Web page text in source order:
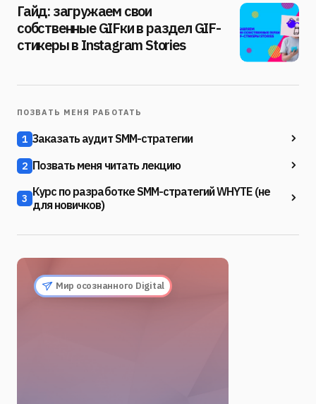
Гайд: загружаем свои
собственные GIFки в раздел GIF-
стикеры в Instagram Stories
ПОЗВАТЬ МЕНЯ РАБОТАТЬ
1 Заказать аудит SMM-стратегии
2 Позвать меня читать лекцию
3 Курс по разработке SMM-стратегий WHYTE (не
для новичков)
Мир осознанного Digital